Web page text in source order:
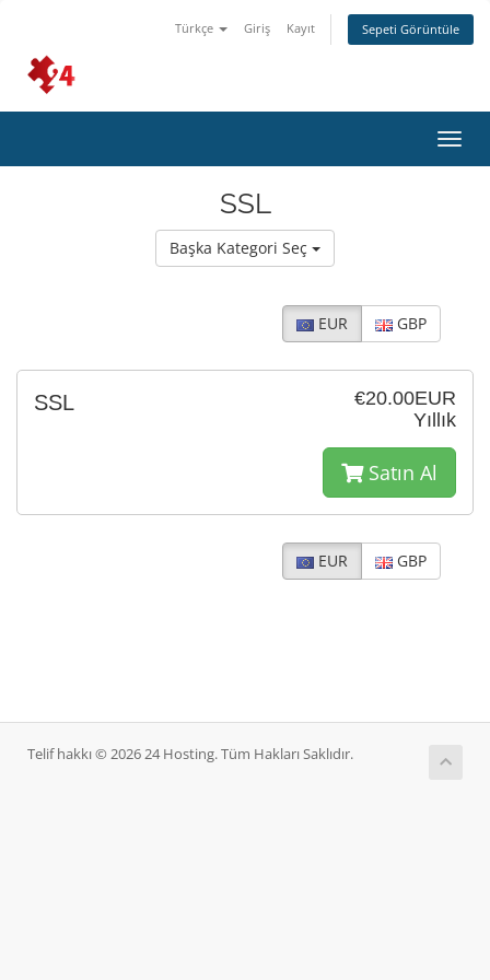
Türkçe Giriş Kayıt Sepeti Görüntüle
SSL
Başka Kategori Seç
EUR GBP
€20.00EUR
Yıllık
SSL
Satın Al
EUR GBP
Telif hakkı © 2026 24 Hosting. Tüm Hakları Saklıdır.